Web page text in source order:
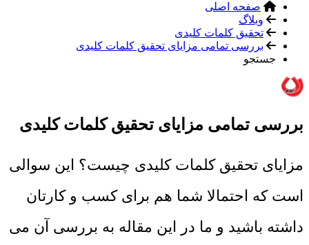
صفحه اصلی
وبلاگ
تحقیق کلمات کلیدی
بررسی تمامی مزایای تحقیق کلمات کلیدی
جستجو
بررسی تمامی مزایای تحقیق کلمات کلیدی
مزایای تحقیق کلمات کلیدی چیست؟ این سوالی
است که احتمالا شما هم برای کسب و کارتان
داشته باشید و ما در این مقاله به بررسی آن می